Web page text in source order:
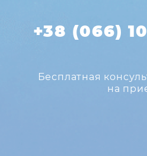
+38 (066)
Бесплатная
на